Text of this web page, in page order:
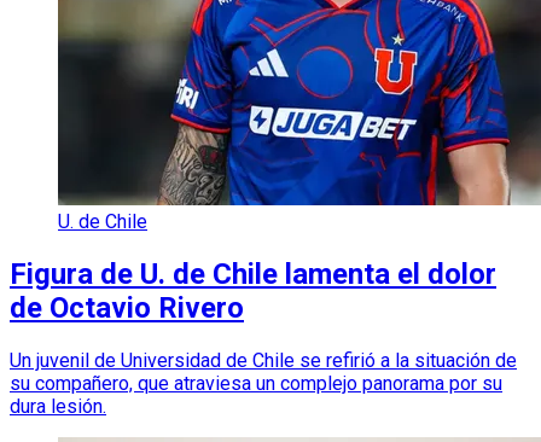
U. de Chile
Figura de U. de Chile lamenta el dolor
de Octavio Rivero
Un juvenil de Universidad de Chile se refirió a la situación de
su compañero, que atraviesa un complejo panorama por su
dura lesión.